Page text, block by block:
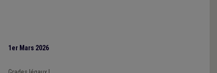
1er Mars 2026